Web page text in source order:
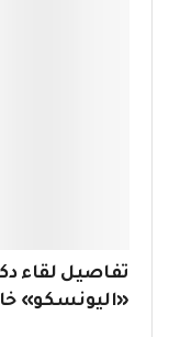
تفاصيل لقاء
«اليونسكو»